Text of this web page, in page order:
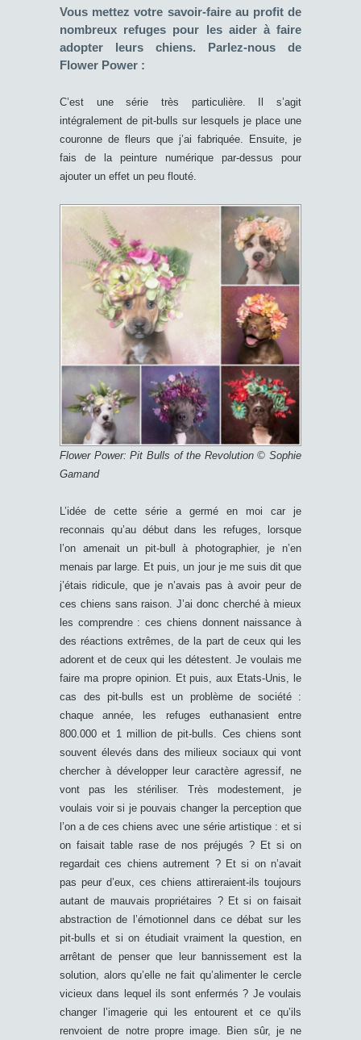
Vous mettez votre savoir-faire au profit de
nombreux refuges pour les aider à faire
adopter leurs chiens. Parlez-nous de
Flower Power :
C’est une série très particulière. Il s’agit
intégralement de pit-bulls sur lesquels je place une
couronne de fleurs que j’ai fabriquée. Ensuite, je
fais de la peinture numérique par-dessus pour
ajouter un effet un peu flouté.
Flower Power: Pit Bulls of the Revolution © Sophie
Gamand
L’idée de cette série a germé en moi car je
reconnais qu’au début dans les refuges, lorsque
l’on amenait un pit-bull à photographier, je n’en
menais par large. Et puis, un jour je me suis dit que
j’étais ridicule, que je n’avais pas à avoir peur de
ces chiens sans raison. J’ai donc cherché à mieux
les comprendre : ces chiens donnent naissance à
des réactions extrêmes, de la part de ceux qui les
adorent et de ceux qui les détestent. Je voulais me
faire ma propre opinion. Et puis, aux Etats-Unis, le
cas des pit-bulls est un problème de société :
chaque année, les refuges euthanasient entre
800.000 et 1 million de pit-bulls. Ces chiens sont
souvent élevés dans des milieux sociaux qui vont
chercher à développer leur caractère agressif, ne
vont pas les stériliser. Très modestement, je
voulais voir si je pouvais changer la perception que
l’on a de ces chiens avec une série artistique : et si
on faisait table rase de nos préjugés ? Et si on
regardait ces chiens autrement ? Et si on n’avait
pas peur d’eux, ces chiens attireraient-ils toujours
autant de mauvais propriétaires ? Et si on faisait
abstraction de l’émotionnel dans ce débat sur les
pit-bulls et si on étudiait vraiment la question, en
arrêtant de penser que leur bannissement est la
solution, alors qu’elle ne fait qu’alimenter le cercle
vicieux dans lequel ils sont enfermés ? Je voulais
changer l’imagerie qui les entourent et ce qu’ils
renvoient de notre propre image. Bien sûr, je ne